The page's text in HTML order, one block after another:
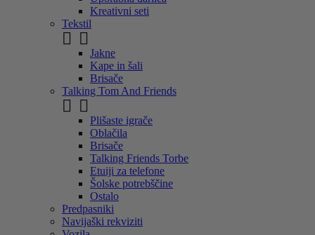
Kreativni seti
Tekstil
 
Jakne
Kape in šali
Brisače
Talking Tom And Friends
 
Plišaste igrače
Oblačila
Brisače
Talking Friends Torbe
Etuiji za telefone
Šolske potrebščine
Ostalo
Predpasniki
Navijaški rekviziti